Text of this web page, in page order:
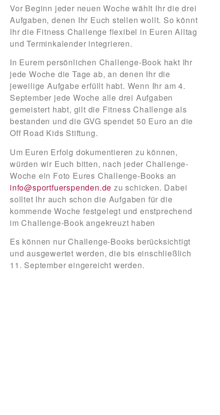
Vor Beginn jeder neuen Woche wählt Ihr die drei
Aufgaben, denen Ihr Euch stellen wollt. So könnt
Ihr die Fitness Challenge flexibel in Euren Alltag
und Terminkalender integrieren.
In Eurem persönlichen Challenge-Book hakt Ihr
jede Woche die Tage ab, an denen Ihr die
jeweilige Aufgabe erfüllt habt. Wenn Ihr am 4.
September jede Woche alle drei Aufgaben
gemeistert habt, gilt die Fitness Challenge als
bestanden und die GVG spendet 50 Euro an die
Off Road Kids Stiftung.
Um Euren Erfolg dokumentieren zu können,
würden wir Euch bitten, nach jeder Challenge-
Woche ein Foto Eures Challenge-Books an
info@sportfuerspenden.de zu schicken. Dabei
solltet Ihr auch schon die Aufgaben für die
kommende Woche festgelegt und enstprechend
im Challenge-Book angekreuzt haben
Es können nur Challenge-Books berücksichtigt
und ausgewertet werden, die bis einschließlich
11. Septembereingereicht werden.